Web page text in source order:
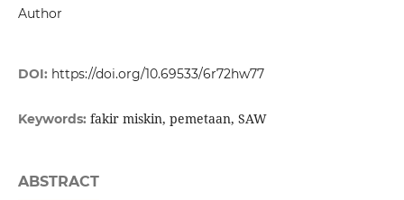
Author
DOI: https://doi.org/10.69533/6r72hw77
Keywords: fakir miskin, pemetaan, SAW
ABSTRACT